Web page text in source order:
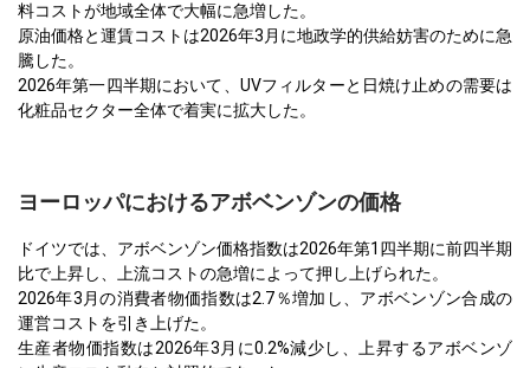
料コストが地域全体で大幅に急増した。
原油価格と運賃コストは2026年3月に地政学的供給妨害のために急
騰した。
2026年第一四半期において、UVフィルターと日焼け止めの需要は
化粧品セクター全体で着実に拡大した。
ヨーロッパにおけるアボベンゾンの価格
ドイツでは、アボベンゾン価格指数は2026年第1四半期に前四半期
比で上昇し、上流コストの急増によって押し上げられた。
2026年3月の消費者物価指数は2.7％増加し、アボベンゾン合成の
運営コストを引き上げた。
生産者物価指数は2026年3月に0.2%減少し、上昇するアボベンゾ